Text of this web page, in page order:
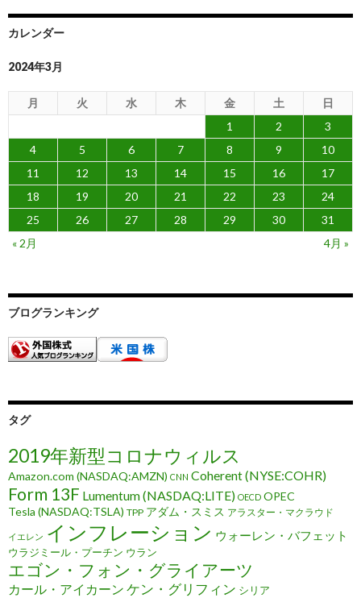
カレンダー
2024年3月
月 火 水 木 金 土
日
1
2
3
4
5 6 7 8 9
10
11
12 13 14 15 16
17
18
19 20 21 22 23
24
25
26 27 28 29 30
31
« 2月
4月 »
ブログランキング
タグ
2019年新型コロナウィルス
Amazon.com (NASDAQ:AMZN) CNN Coherent (NYSE:COHR)
Form 13F Lumentum (NASDAQ:LITE) OECD OPEC
Tesla (NASDAQ:TSLA) TPP アダム・スミス アラスター・マクラウド
イエレン インフレーション ウォーレン・バフェット
ウラジミール・プーチン ウラン
エゴン・フォン・グライアーツ
カール・アイカーン ケン・グリフィン シリア